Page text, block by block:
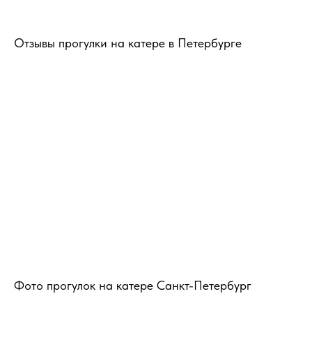
Отзывы прогулки на катере в Петербурге
Фото прогулок на катере Санкт-Петербург